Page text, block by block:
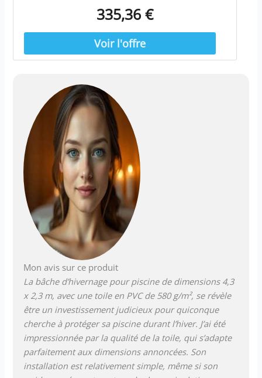
335,36 €
Mon avis sur ce produit
La bâche d’hivernage pour piscine de dimensions 4,3
x 2,3 m, avec une toile en PVC de 580 g/m², se révèle
être un investissement judicieux pour quiconque
cherche à protéger sa piscine durant l’hiver. J’ai été
impressionnée par la qualité de la toile, qui s’adapte
parfaitement aux dimensions annoncées. Son
installation est relativement simple, même si son